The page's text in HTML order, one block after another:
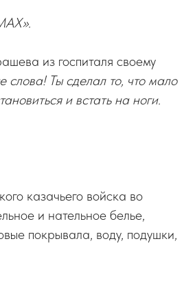
из госпиталя своему
слова! Ты сделал то, что мало
и встать на ноги.
казачьего войска во
и нательное белье,
покрывала, воду, подушки,